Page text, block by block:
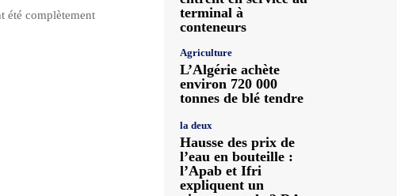
été complètement
terminal à
conteneurs
Agriculture
L’Algérie achète
environ 720 000
tonnes de blé tendre
la deux
Hausse des prix de
l’eau en bouteille :
l’Apab et Ifri
expliquent un